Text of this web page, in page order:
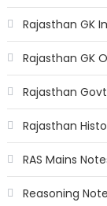
Rajasthan GK
Rajasthan GK
Rajasthan
Rajasthan
RAS Mains
Reasoning